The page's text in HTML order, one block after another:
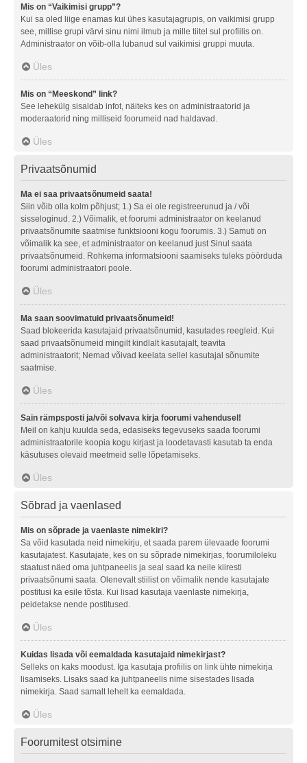
Mis on “Vaikimisi grupp”?
Kui sa oled liige enamas kui ühes kasutajagrupis, on vaikimisi grupp
see, millise grupi värvi sinu nimi ilmub ja mille tiitel sul profiilis on.
Administraator on võib-olla lubanud sul vaikimisi gruppi muuta.
Üles
Mis on “Meeskond” link?
See lehekülg sisaldab infot, näiteks kes on administraatorid ja
moderaatorid ning milliseid foorumeid nad haldavad.
Üles
Privaatsõnumid
Ma ei saa privaatsõnumeid saata!
Siin võib olla kolm põhjust; 1.) Sa ei ole registreerunud ja / või
sisseloginud. 2.) Võimalik, et foorumi administraator on keelanud
privaatsõnumite saatmise funktsiooni kogu foorumis. 3.) Samuti on
võimalik ka see, et administraator on keelanud just Sinul saata
privaatsõnumeid. Rohkema informatsiooni saamiseks tuleks pöörduda
foorumi administraatori poole.
Üles
Ma saan soovimatuid privaatsõnumeid!
Saad blokeerida kasutajaid privaatsõnumid, kasutades reegleid. Kui
saad privaatsõnumeid mingilt kindlalt kasutajalt, teavita
administraatorit; Nemad võivad keelata sellel kasutajal sõnumite
saatmise.
Üles
Sain rämpsposti ja/või solvava kirja foorumi vahendusel!
Meil on kahju kuulda seda, edasiseks tegevuseks saada foorumi
administraatorile koopia kogu kirjast ja loodetavasti kasutab ta enda
käsutuses olevaid meetmeid selle lõpetamiseks.
Üles
Sõbrad ja vaenlased
Mis on sõprade ja vaenlaste nimekiri?
Sa võid kasutada neid nimekirju, et saada parem ülevaade foorumi
kasutajatest. Kasutajate, kes on su sõprade nimekirjas, foorumiloleku
staatust näed oma juhtpaneelis ja seal saad ka neile kiiresti
privaatsõnumi saata. Olenevalt stiilist on võimalik nende kasutajate
postitusi ka esile tõsta. Kui lisad kasutaja vaenlaste nimekirja,
peidetakse nende postitused.
Üles
Kuidas lisada või eemaldada kasutajaid nimekirjast?
Selleks on kaks moodust. Iga kasutaja profiilis on link ühte nimekirja
lisamiseks. Lisaks saad ka juhtpaneelis nime sisestades lisada
nimekirja. Saad samalt lehelt ka eemaldada.
Üles
Foorumitest otsimine